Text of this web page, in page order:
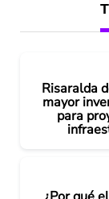
Risaralda
mayor
para